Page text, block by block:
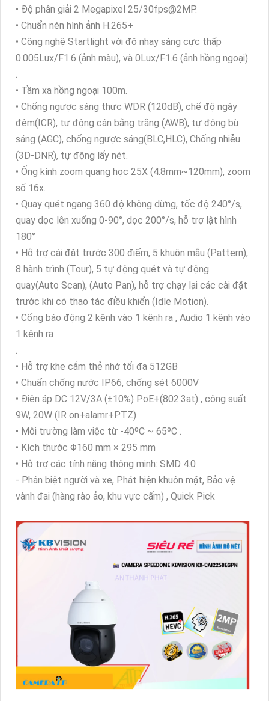
• Độ phân giải 2 Megapixel 25/30fps@2MP.
• Chuẩn nén hình ảnh H.265+
• Công nghệ Startlight với độ nhạy sáng cực thấp
0.005Lux/F1.6 (ảnh màu), và 0Lux/F1.6 (ảnh hồng ngoại)
.
• Tầm xa hồng ngoại 100m.
• Chống ngược sáng thực WDR (120dB), chế độ ngày
đêm(ICR), tự động cân bằng trắng (AWB), tự động bù
sáng (AGC), chống ngược sáng(BLC,HLC), Chống nhiễu
(3D-DNR), tự động lấy nét.
• Ống kính zoom quang học 25X (4.8mm~120mm), zoom
số 16x.
• Quay quét ngang 360 độ không dừng, tốc độ 240°/s,
quay dọc lên xuống 0-90°, dọc 200°/s, hỗ trợ lật hình
180°
• Hỗ trợ cài đặt trước 300 điểm, 5 khuôn mẫu (Pattern),
8 hành trình (Tour), 5 tự động quét và tự động
quay(Auto Scan), (Auto Pan), hỗ trợ chạy lại các cài đặt
trước khi có thao tác điều khiển (Idle Motion).
• Cổng báo động 2 kênh vào 1 kênh ra , Audio 1 kênh vào
1 kênh ra
.
• Hỗ trợ khe cắm thẻ nhớ tối đa 512GB
• Chuẩn chống nước IP66, chống sét 6000V
• Điện áp DC 12V/3A (±10%) PoE+(802.3at) , công suất
9W, 20W (IR on+alamr+PTZ)
• Môi trường làm việc từ -40ºC ~ 65ºC .
• Kích thước Φ160 mm × 295 mm
• Hỗ trợ các tính năng thông minh: SMD 4.0
- Phân biệt người và xe, Phát hiện khuôn mặt, Bảo vệ
vành đai (hàng rào ảo, khu vực cấm) , Quick Pick